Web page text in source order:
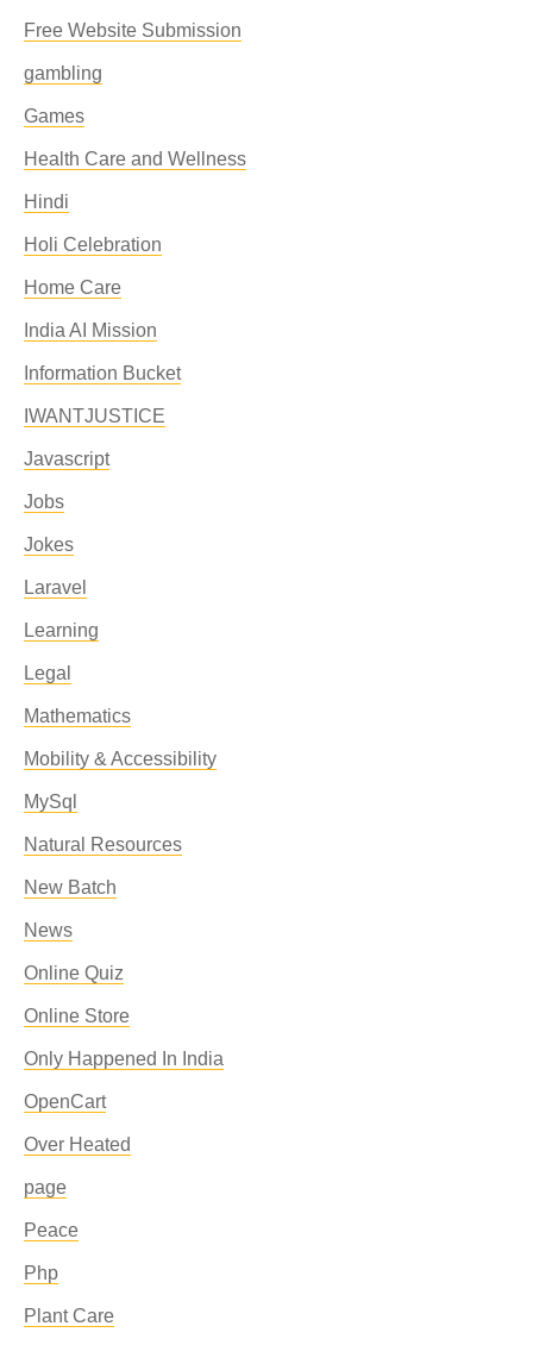
Free Website Submission
gambling
Games
Health Care and Wellness
Hindi
Holi Celebration
Home Care
India AI Mission
Information Bucket
IWANTJUSTICE
Javascript
Jobs
Jokes
Laravel
Learning
Legal
Mathematics
Mobility & Accessibility
MySql
Natural Resources
New Batch
News
Online Quiz
Online Store
Only Happened In India
OpenCart
Over Heated
page
Peace
Php
Plant Care